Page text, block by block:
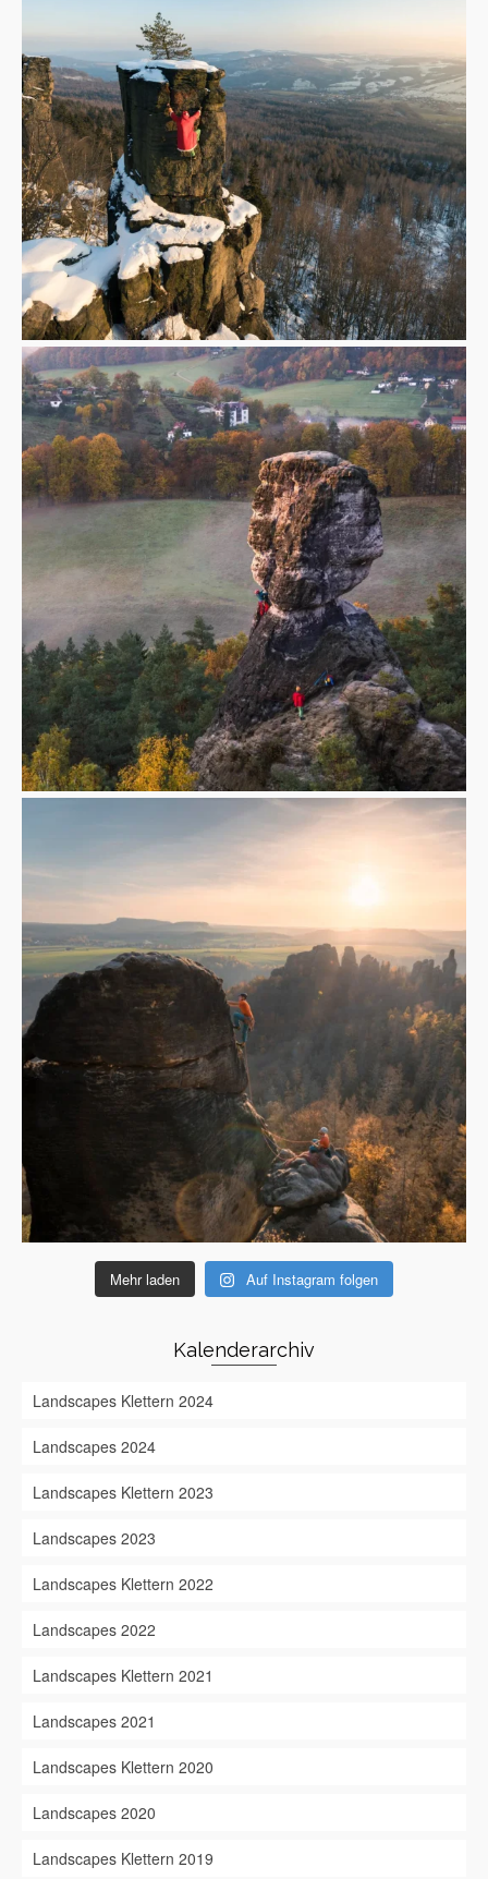
Mehr laden Auf Instagram folgen
Kalenderarchiv
Landscapes Klettern 2024
Landscapes 2024
Landscapes Klettern 2023
Landscapes 2023
Landscapes Klettern 2022
Landscapes 2022
Landscapes Klettern 2021
Landscapes 2021
Landscapes Klettern 2020
Landscapes 2020
Landscapes Klettern 2019